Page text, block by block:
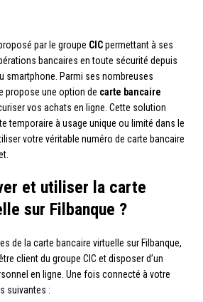
par le groupe CICpermettant à ses
bancaires en toute sécurité depuis
smartphone. Parmi ses nombreuses
propose une option de carte bancaire
vos achats en ligne. Cette solution
temporaire à usage unique ou limité dans le
votre véritable numéro de carte bancaire
et utiliser la carte
sur Filbanque ?
de la carte bancaire virtuelle sur Filbanque,
client du groupe CIC et disposer d’un
en ligne. Une fois connecté à votre
suivantes :